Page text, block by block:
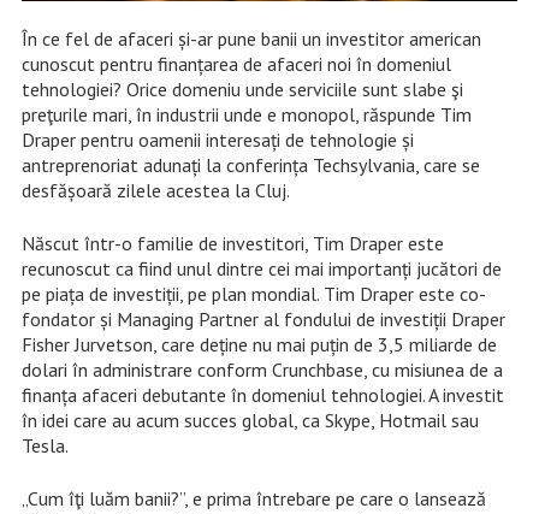
În ce fel de afaceri și-ar pune banii un investitor american
cunoscut pentru finanțarea de afaceri noi în domeniul
tehnologiei? Orice domeniu unde serviciile sunt slabe şi
preţurile mari, în industrii unde e monopol, răspunde Tim
Draper pentru oamenii interesați de tehnologie și
antreprenoriat adunați la conferința Techsylvania, care se
desfășoară zilele acestea la Cluj.
Născut într-o familie de investitori, Tim Draper este
recunoscut ca fiind unul dintre cei mai importanți jucători de
pe piața de investiții, pe plan mondial. Tim Draper este co-
fondator și Managing Partner al fondului de investiții Draper
Fisher Jurvetson, care deține nu mai puțin de 3,5 miliarde de
dolari în administrare conform Crunchbase, cu misiunea de a
finanța afaceri debutante în domeniul tehnologiei. A investit
în idei care au acum succes global, ca Skype, Hotmail sau
Tesla.
„Cum îţi luăm banii?”, e prima întrebare pe care o lansează